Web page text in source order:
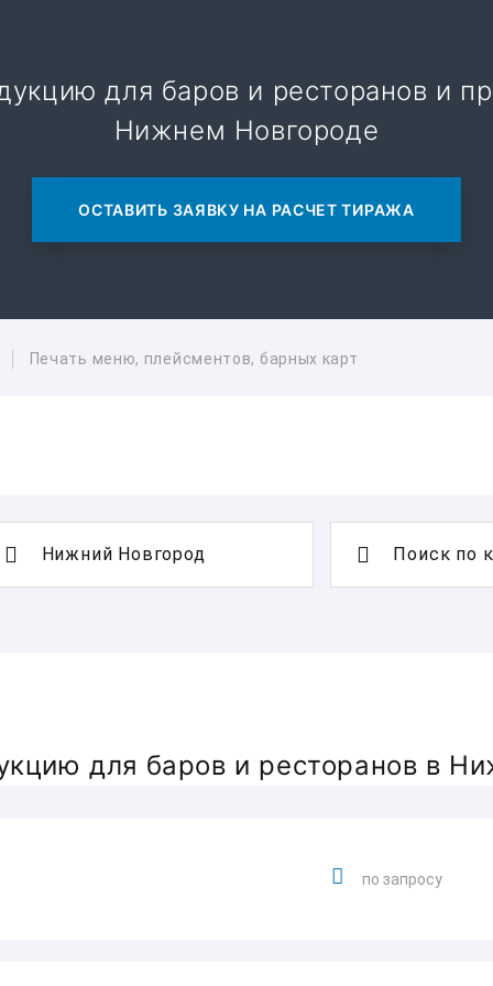
для баров и ресторанов и
Нижнем Новгороде
ОСТАВИТЬ ЗАЯВКУ НА РАСЧЕТ ТИРАЖА
Печать меню, плейсментов, барных карт
Поиск по
для баров и ресторанов в
по запросу